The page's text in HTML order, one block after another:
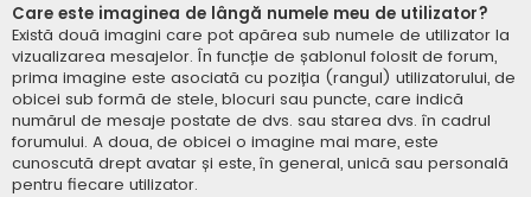
Care este imaginea de lângă numele meu de utilizator?
Există două imagini care pot apărea sub numele de utilizator la
vizualizarea mesajelor. În funcție de șablonul folosit de forum,
prima imagine este asociată cu poziția (rangul) utilizatorului, de
obicei sub formă de stele, blocuri sau puncte, care indică
numărul de mesaje postate de dvs. sau starea dvs. în cadrul
forumului. A doua, de obicei o imagine mai mare, este
cunoscută drept avatar și este, în general, unică sau personală
pentru fiecare utilizator.